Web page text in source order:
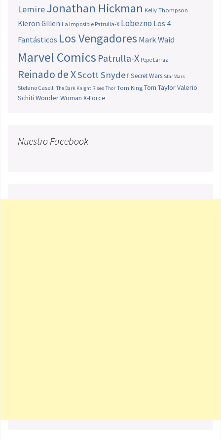
LemireJonathan Hickman Kelly Thompson
Kieron Gillen La Imposible Patrulla-X Lobezno Los 4
Fantásticos Los Vengadores Mark Waid
Marvel Comics Patrulla-X Pepe Larraz
Reinado de XScott SnyderSecret Wars Star Wars
Stefano Caselli The Dark Knight Rises Thor Tom King Tom TaylorValerio
Schiti Wonder Woman X-Force
Nuestro Facebook